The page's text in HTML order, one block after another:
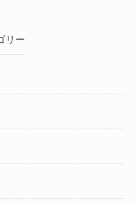
リー